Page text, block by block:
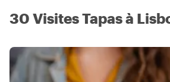
30 Visites Tapas à